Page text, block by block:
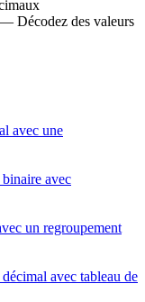
— Décodez des valeurs
avec une
avec
un regroupement
avec tableau de